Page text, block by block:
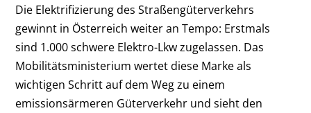
Die Elektrifizierung des Straßengüterverkehrs
gewinnt in Österreich weiter an Tempo: Erstmals
sind 1.000 schwere Elektro-Lkw zugelassen. Das
Mobilitätsministerium wertet diese Marke als
wichtigen Schritt auf dem Weg zu einem
emissionsärmeren Güterverkehr und sieht den